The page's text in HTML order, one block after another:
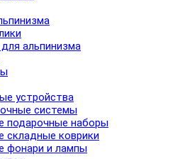
альпинизма
устройства
системы
подарочные наборы
складные коврики
фонари и лампы